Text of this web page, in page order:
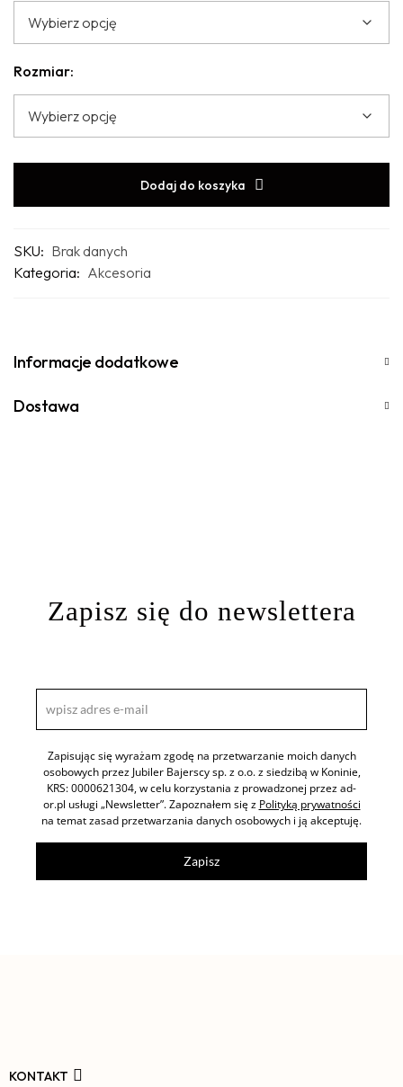
Rozmiar:
Dodaj do koszyka
SKU: Brak danych
Kategoria: Akcesoria
Informacje dodatkowe
Dostawa
Zapisz się do newslettera
Zapisując się wyrażam zgodę na przetwarzanie moich danych
osobowych przez Jubiler Bajerscy sp. z o.o. z siedzibą w Koninie,
KRS: 0000621304, w celu korzystania z prowadzonej przez ad-
or.pl usługi „Newsletter”. Zapoznałem się z Polityką prywatności
na temat zasad przetwarzania danych osobowych i ją akceptuję.
Zapisz
KONTAKT